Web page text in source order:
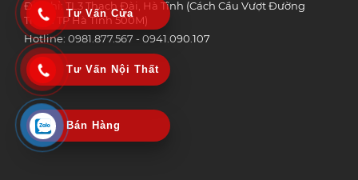
Địa chỉ: TL3 Thạch Đài, Hà Tĩnh (Cách Cầu Vượt Đường
Tránh TP Hà Tĩnh 500M)
Hotline: 0981.877.567 - 0941.090.107
Tư Vấn Cửa
Tư Vấn Nội Thất
Bán Hàng